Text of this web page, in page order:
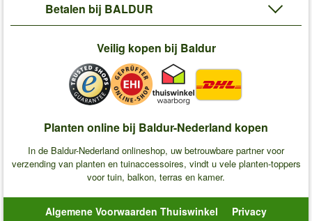
Betalen bij BALDUR
Veilig kopen bij Baldur
Planten online bij Baldur-Nederland kopen
In de Baldur-Nederland onlineshop, uw betrouwbare partner voor
verzending van planten en tuinaccessoires, vindt u vele planten-toppers
voor tuin, balkon, terras en kamer.
Algemene Voorwaarden Thuiswinkel Privacy